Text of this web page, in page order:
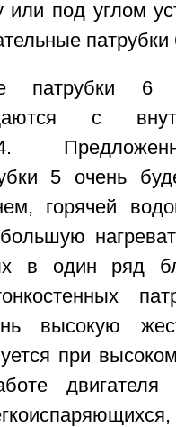
или под углом
патрубки
патрубки 6
с
5 очень
горячей
в один ряд
высокую
при